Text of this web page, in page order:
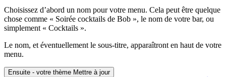
Choisissez d’abord un nom pour votre menu. Cela peut être quelque
chose comme « Soirée cocktails de Bob », le nom de votre bar, ou
simplement « Cocktails ».
Le nom, et éventuellement le sous-titre, apparaîtront en haut de votre
menu.
Ensuite - votre thème Mettre à jour